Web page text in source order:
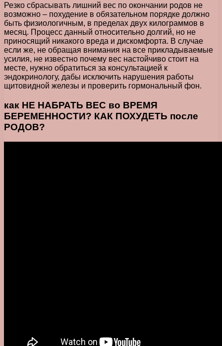
Резко сбрасывать лишний вес по окончании родов не
возможно – похудение в обязательном порядке должно
быть физиологичным, в пределах двух килограммов в
месяц. Процесс данный относительно долгий, но не
приносящий никакого вреда и дискомфорта. В случае
если же, не обращая внимания на все прикладываемые
усилия, не известно почему вес настойчиво стоит на
месте, нужно обратиться за консультацией к
эндокринологу, дабы исключить нарушения работы
щитовидной железы и проверить гормональный фон.
как НЕ НАБРАТЬ ВЕС во ВРЕМЯ
БЕРЕМЕННОСТИ? КАК ПОХУДЕТЬ после
РОДОВ?